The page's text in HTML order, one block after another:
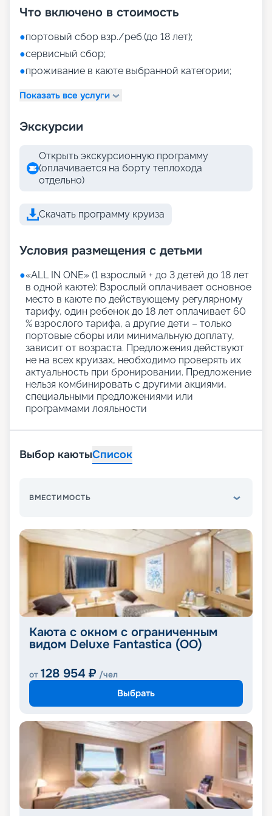
Что включено в стоимость
●портовый сбор взр./реб.(до 18 лет);
●сервисный сбор;
●проживание в каюте выбранной категории;
Показать все услуги
Экскурсии
Открыть экскурсионную программу
(оплачивается на борту теплохода
отдельно)
Скачать программу круиза
Условия размещения с детьми
●«АLL IN ONE» (1 взрослый + до 3 детей до 18 лет
в одной каюте): Взрослый оплачивает основное
место в каюте по действующему регулярному
тарифу, один ребенок до 18 лет оплачивает 60
% взрослого тарифа, а другие дети – только
портовые сборы или минимальную доплату,
зависит от возраста. Предложения действуют
не на всех круизах, необходимо проверять их
актуальность при бронировании. Предложение
нельзя комбинировать с другими акциями,
специальными предложениями или
программами лояльности
Выбор каютыСписок
ВМЕСТИМОСТЬ
Каюта с окном с ограниченным
видом Deluxe Fantastica (OO)
от 128 954 ₽ /чел
Выбрать